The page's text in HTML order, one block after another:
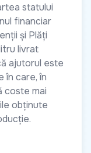
statului
financiar
și Plăți
livrat
ajutorul este
în care, în
coste mai
obținute